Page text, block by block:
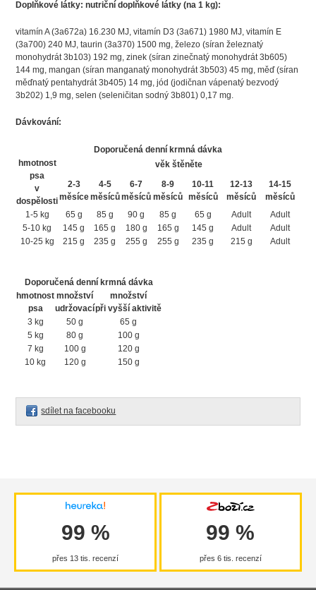
Doplňkové látky: nutriční doplňkové látky (na 1 kg):
vitamín A (3a672a) 16.230 MJ, vitamín D3 (3a671) 1980 MJ, vitamín E
(3a700) 240 MJ, taurin (3a370) 1500 mg, železo (síran železnatý
monohydrát 3b103) 192 mg, zinek (síran zinečnatý monohydrát 3b605)
144 mg, mangan (síran manganatý monohydrát 3b503) 45 mg, měď (síran
měďnatý pentahydrát 3b405) 14 mg, jód (jodičnan vápenatý bezvodý
3b202) 1,9 mg, selen (seleničitan sodný 3b801) 0,17 mg.
Dávkování:
Doporučená denní krmná dávka
hmotnost
psa
v
dospělosti
věk štěněte
2-3
měsíce
4-5
měsíců
6-7
měsíců
8-9
měsíců
10-11
měsíců
12-13
měsíců
14-15
měsíců
1-5 kg
65 g 85 g 90 g 85 g 65 g Adult
Adult
5-10 kg
145 g 165 g 180 g 165 g 145 g Adult
Adult
10-25 kg
215 g 235 g 255 g 255 g 235 g 215 g Adult
Doporučená denní krmná dávka
hmotnost
psa
množství
udržovací
množství
při vyšší aktivitě
3 kg
50 g
65 g
5 kg
80 g
100 g
7 kg
100 g
120 g
10 kg
120 g 150 g
sdílet na facebooku
99 %
přes 13 tis. recenzí
99 %
přes 6 tis. recenzí